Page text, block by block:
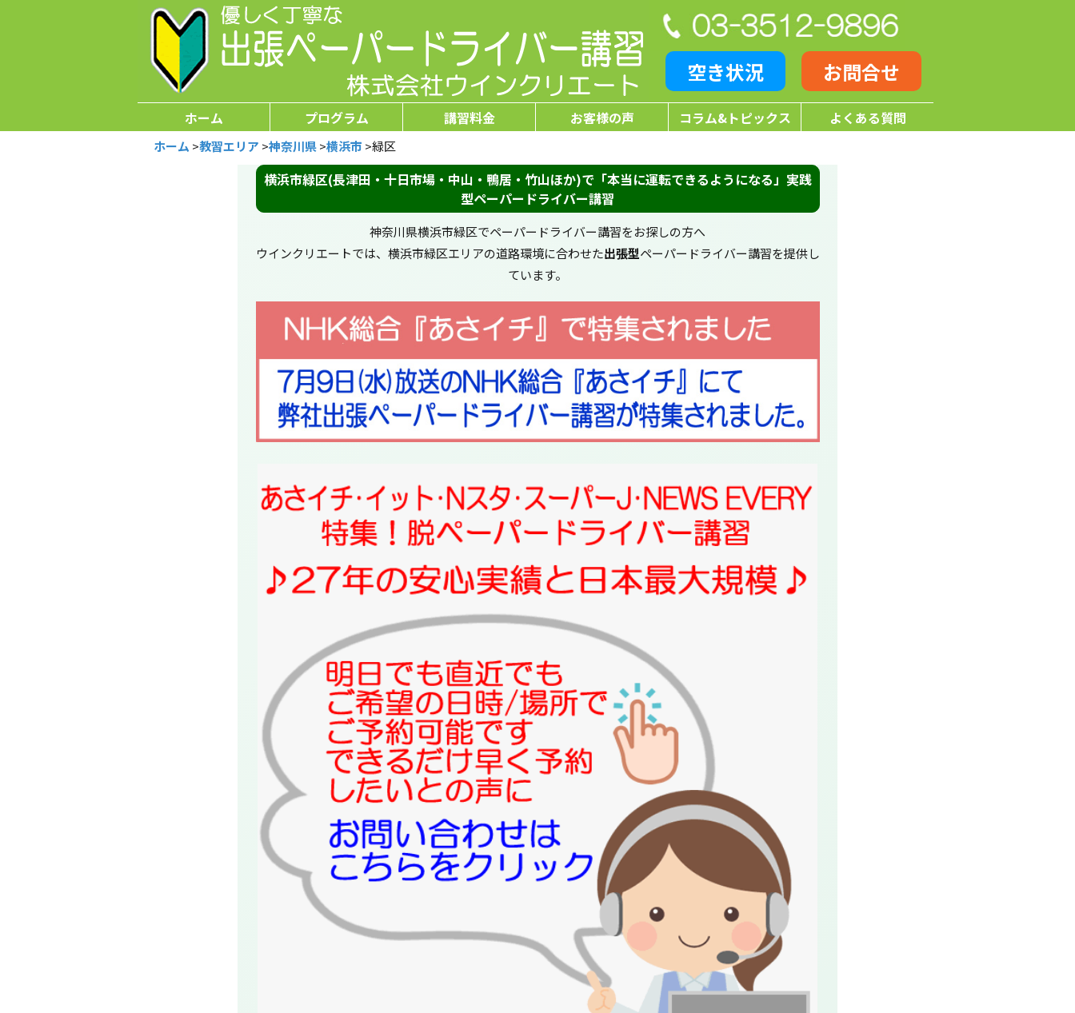
空き状況 お問合せ
ホーム プログラム 講習料金 お客様の声 コラム&トピックス よくある質問
ホーム >教習エリア >神奈川県>横浜市 >緑区
横浜市緑区(長津田・十日市場・中山・鴨居・竹山ほか)で「本当に運転できるようになる」実践
型ペーパードライバー講習
神奈川県横浜市緑区でペーパードライバー講習をお探しの方へ
ウインクリエートでは、横浜市緑区エリアの道路環境に合わせた出張型ペーパードライバー講習を提供し
ています。